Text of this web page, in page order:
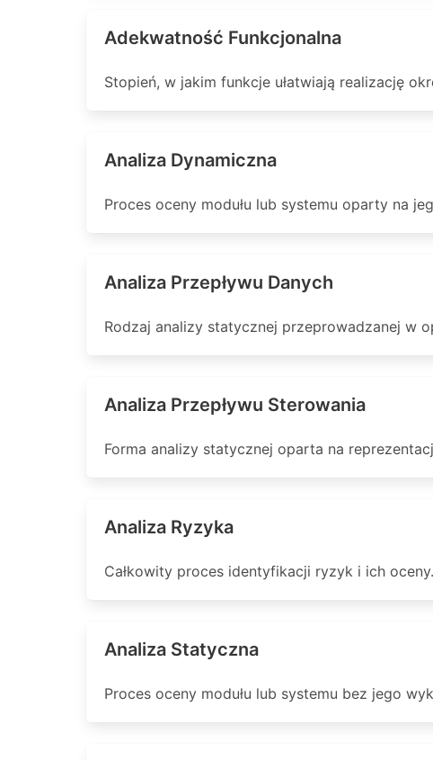
Adekwatność Funkcjonalna
Stopień, w jakim funkcje ułatwiają realizację
Analiza Dynamiczna
Proces oceny modułu lub systemu oparty na
Analiza Przepływu Danych
Rodzaj analizy statycznej przeprowadzanej w
Analiza Przepływu Sterowania
Forma analizy statycznej oparta na
Analiza Ryzyka
Całkowity proces identyfikacji ryzyk i ich oceny.
Analiza Statyczna
Proces oceny modułu lub systemu bez jego